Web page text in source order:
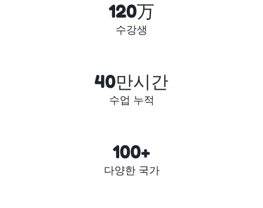
120万
수강생
40만시간
수업 누적
100+
다양한 국가